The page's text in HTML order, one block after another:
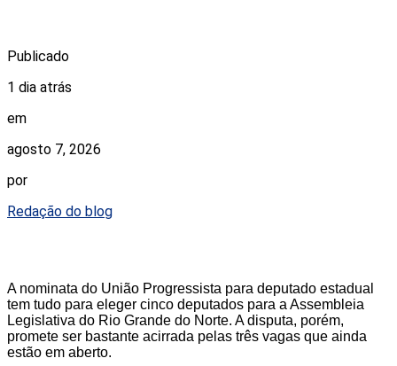
Publicado
1 dia atrás
em
agosto 7, 2026
por
Redação do blog
A nominata do União Progressista para deputado estadual
tem tudo para eleger cinco deputados para a Assembleia
Legislativa do Rio Grande do Norte. A disputa, porém,
promete ser bastante acirrada pelas três vagas que ainda
estão em aberto.